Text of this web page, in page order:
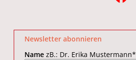
Newsletter abonnieren
NamezB.: Dr. Erika Mustermann*